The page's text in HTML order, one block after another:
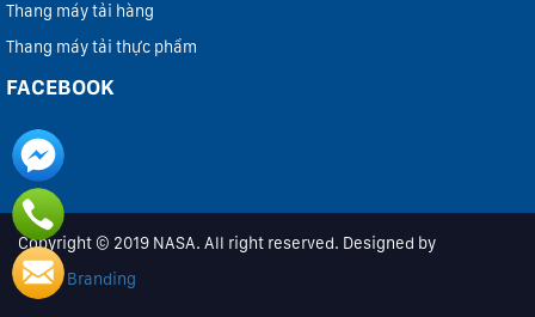
Thang máy tải hàng
Thang máy tải thực phẩm
FACEBOOK
Copyright © 2019 NASA. All right reserved. Designed by
iColor Branding